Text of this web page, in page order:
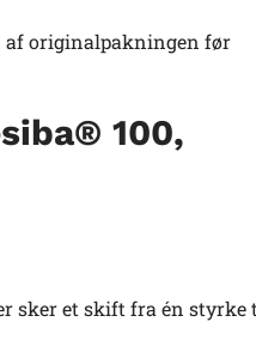
af originalpakningen før
100,
sker et skift fra én styrke